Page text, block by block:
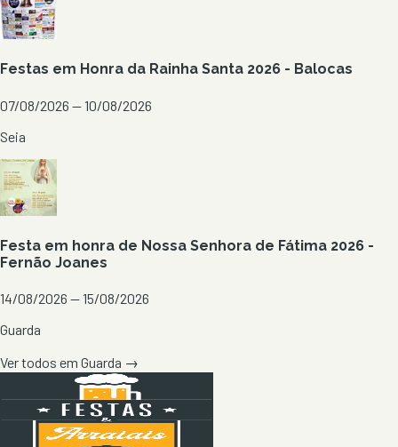
Festas em Honra da Rainha Santa 2026 - Balocas
07/08/2026 — 10/08/2026
Seia
Festa em honra de Nossa Senhora de Fátima 2026 -
Fernão Joanes
14/08/2026 — 15/08/2026
Guarda
Ver todos em Guarda →